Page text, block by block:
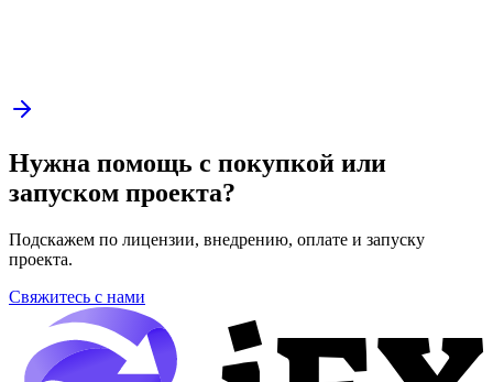
Нужна помощь с покупкой или
запуском проекта?
Подскажем по лицензии, внедрению, оплате и запуску
проекта.
Свяжитесь с нами